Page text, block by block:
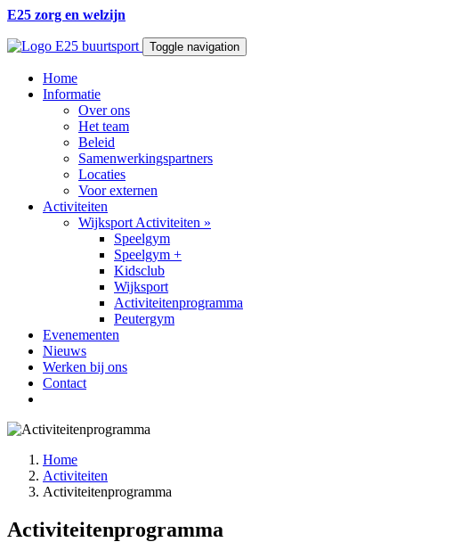
E25 zorg en welzijn
Toggle navigation
Home
Informatie
Over ons
Het team
Beleid
Samenwerkingspartners
Locaties
Voor externen
Activiteiten
Wijksport Activiteiten »
Speelgym
Speelgym +
Kidsclub
Wijksport
Activiteitenprogramma
Peutergym
Evenementen
Nieuws
Werken bij ons
Contact
Home
Activiteiten
Activiteitenprogramma
Activiteitenprogramma